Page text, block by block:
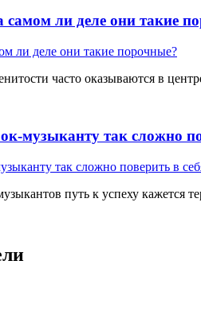
ли деле они такие
часто оказываются в
музыканту так сложно
путь к успеху кажется